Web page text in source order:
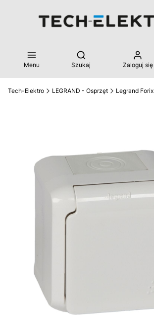
Menu
Otwórz wyszukiwarkę
Szukaj Zaloguj się
Tech-Elektro LEGRAND - Osprzęt Legrand Forix